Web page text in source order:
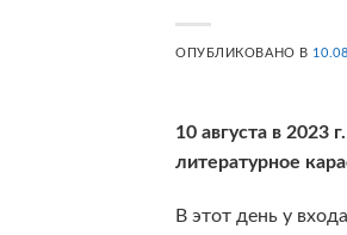
ОПУБЛИКОВАНО В
10 августа в 2023
литературное
В этот день у